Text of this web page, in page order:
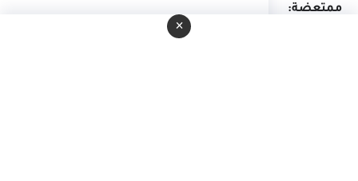
ممتعضة:
×